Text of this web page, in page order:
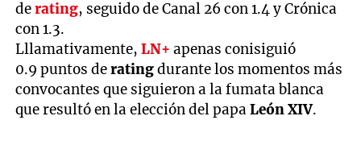
derating, seguido de Canal 26 con 1.4 y Crónica
con 1.3.
Lllamativamente,LN+ apenas conisiguió
0.9 puntos deratingdurante los momentos más
convocantes que siguieron a la fumata blanca
que resultó en la elección del papaLeón XIV.